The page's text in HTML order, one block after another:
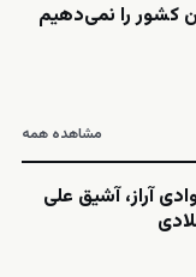
کشور را نمی‌دهیم
مشاهده همه
آراز، آشیق علی